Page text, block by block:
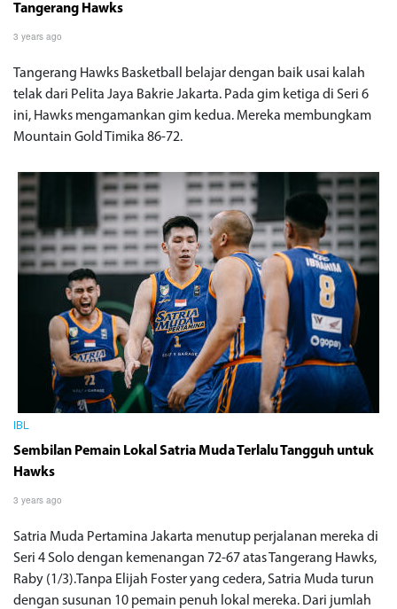
Tangerang Hawks
3 years ago
Tangerang Hawks Basketball belajar dengan baik usai kalah
telak dari Pelita Jaya Bakrie Jakarta. Pada gim ketiga di Seri 6
ini, Hawks mengamankan gim kedua. Mereka membungkam
Mountain Gold Timika 86-72.
IBL
Sembilan Pemain Lokal Satria Muda Terlalu Tangguh untuk
Hawks
3 years ago
Satria Muda Pertamina Jakarta menutup perjalanan mereka di
Seri 4 Solo dengan kemenangan 72-67 atas Tangerang Hawks,
Raby (1/3).Tanpa Elijah Foster yang cedera, Satria Muda turun
dengan susunan 10 pemain penuh lokal mereka. Dari jumlah